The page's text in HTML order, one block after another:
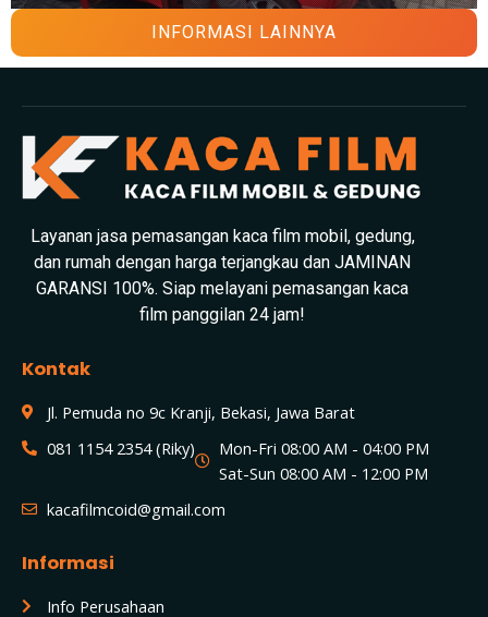
INFORMASI LAINNYA
Layanan jasa pemasangan kaca film mobil, gedung,
dan rumah dengan harga terjangkau dan JAMINAN
GARANSI 100%. Siap melayani pemasangan kaca
film panggilan 24 jam!
Kontak
Jl. Pemuda no 9c Kranji, Bekasi, Jawa Barat
081 1154 2354 (Riky)
Mon-Fri 08:00 AM - 04:00 PM
Sat-Sun 08:00 AM - 12:00 PM
kacafilmcoid@gmail.com
Informasi
Info Perusahaan